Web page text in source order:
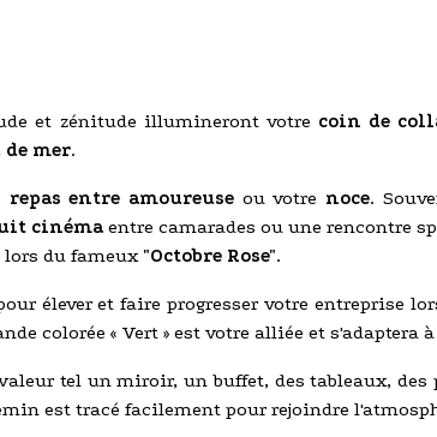
et zénitude illumineront votre coin de
de mer.
repas entre amoureuse ou votre noce.
cinéma entre camarades ou une rencontre
lors du fameux"Octobre Rose".
élever et faire progresser votre entreprise
colorée « Vert » est votre alliée et s'adaptera
tel un miroir, un buffet, des tableaux, des
est tracé facilement pour rejoindre